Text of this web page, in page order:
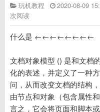
玩机教程 2020-08-09
次阅读
什么是 ←←←←←←←←
文档对象模型 () 是和文档
化的表述，并定义了一种
问，从而改变文档的结构
由节点和对象（包含属性
言之，它会将页面和脚本